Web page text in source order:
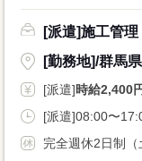
[派遣]施工管
[勤務地]/群馬
[派遣]時給2,400
[派遣]08:00〜
完全週休2日制（